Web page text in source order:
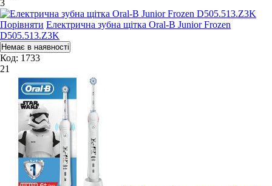
3
Порівняти Електрична зубна щітка Oral-B Junior Frozen
D505.513.Z3K
Код: 1733
21